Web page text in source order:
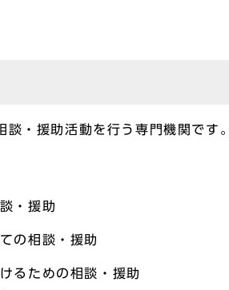
・援助活動を行う専門機関です。
・援助
の相談・援助
るための相談・援助